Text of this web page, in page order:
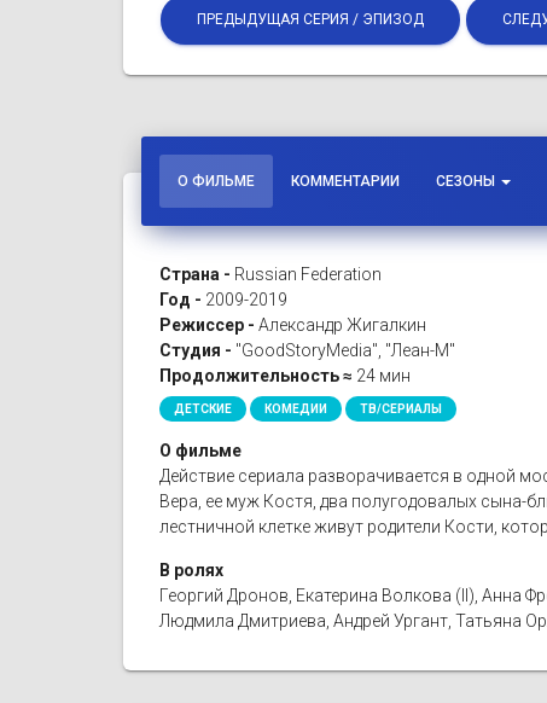
ПРЕДЫДУЩАЯ СЕРИЯ / ЭПИЗОД
О ФИЛЬМЕ КОММЕНТАРИИ СЕЗОНЫ
Страна - Russian Federation
Год - 2009-2019
Режиссер - Александр Жигалкин
Студия - "GoodStoryMedia", "Леан-М"
Продолжительность ≈ 24 мин
ДЕТСКИЕ КОМЕДИИ ТВ/СЕРИАЛЫ
О фильме
Действие сериала разворачивается в одной
Вера, ее муж Костя, два полугодовалых сына-
лестничной клетке живут родители Кости,
В ролях
Георгий Дронов, Екатерина Волкова (II), Анна
Людмила Дмитриева, Андрей Ургант, Татьяна